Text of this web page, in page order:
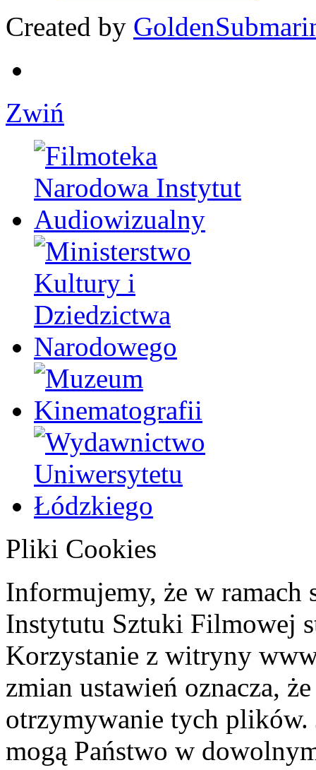
Created by
Zwiń
Pliki Cookies
Informujemy, że w ramach
Instytutu Sztuki Filmowej
Korzystanie z witryny
zmian ustawień oznacza,
otrzymywanie tych plików.
mogą Państwo w